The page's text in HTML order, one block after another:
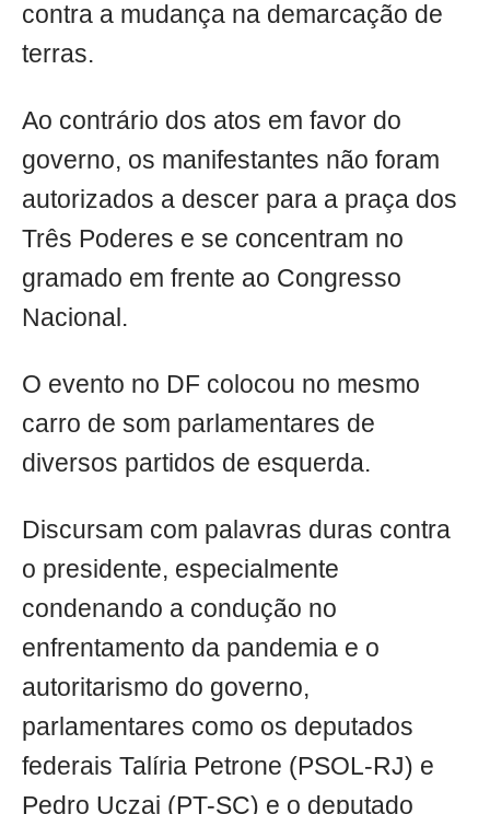
contra a mudança na demarcação de
terras.
Ao contrário dos atos em favor do
governo, os manifestantes não foram
autorizados a descer para a praça dos
Três Poderes e se concentram no
gramado em frente ao Congresso
Nacional.
O evento no DF colocou no mesmo
carro de som parlamentares de
diversos partidos de esquerda.
Discursam com palavras duras contra
o presidente, especialmente
condenando a condução no
enfrentamento da pandemia e o
autoritarismo do governo,
parlamentares como os deputados
federais Talíria Petrone (PSOL-RJ) e
Pedro Uczai (PT-SC) e o deputado